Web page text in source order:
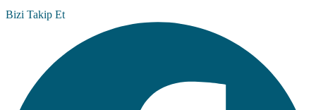
Bizi Takip Et